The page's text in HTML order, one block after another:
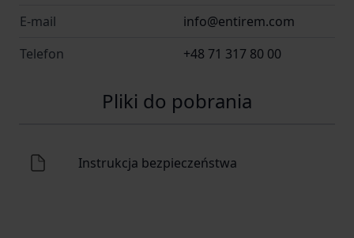
E-mail
info@entirem.com
Telefon
+48 71 317 80 00
Pliki do pobrania
Instrukcja bezpieczeństwa